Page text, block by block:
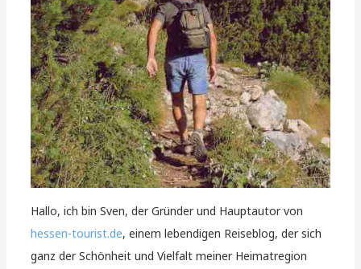
Hallo, ich bin Sven, der Gründer und Hauptautor von
hessen-tourist.de, einem lebendigen Reiseblog, der sich
ganz der Schönheit und Vielfalt meiner Heimatregion